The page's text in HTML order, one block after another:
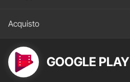
GOOGLE PLAY